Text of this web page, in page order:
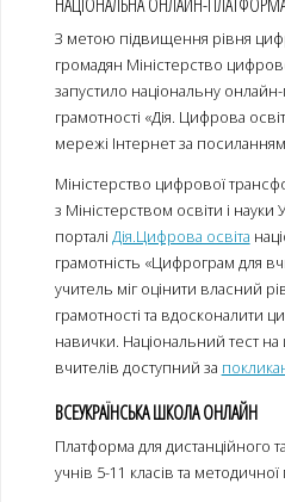
З метою підвищення рівня
громадян Міністерство
запустило національну
грамотності «Дія. Цифрова
мережі Інтернет за
Міністерство цифрової
з Міністерством освіти і науки
порталі Дія.Цифрова освіта
грамотність «Цифрограм для
учитель міг оцінити власний
грамотності та вдосконалити
навички. Національний тест
вчителів доступний за
ВСЕУКРАЇНСЬКА ШКОЛА ОНЛАЙН
Платформа для дистанційного
учнів 5-11 класів та